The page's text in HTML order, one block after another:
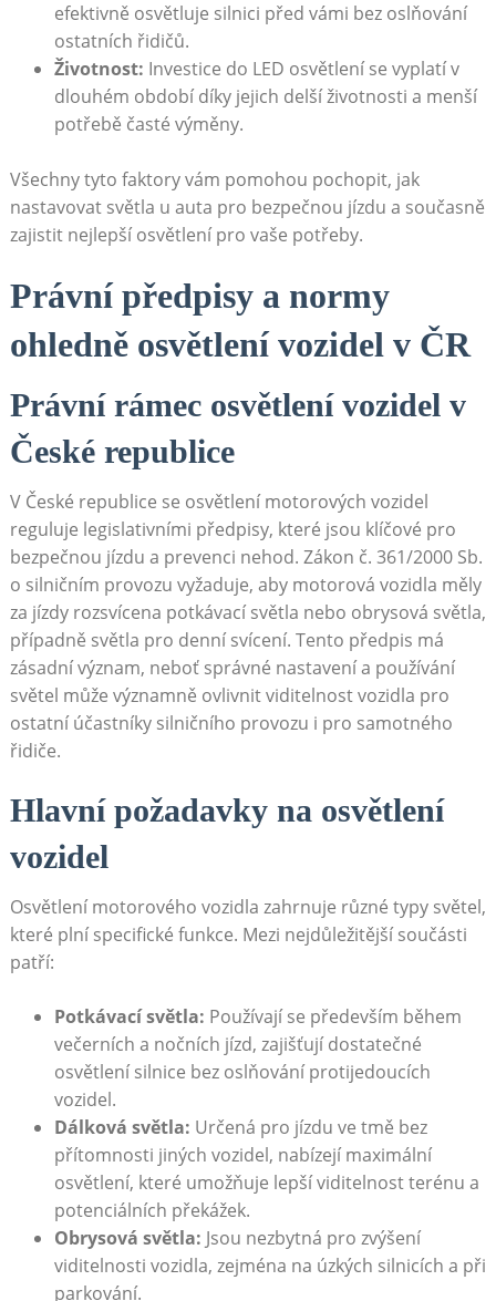
efektivně osvětluje silnici před vámi bez oslňování
ostatních řidičů.
Životnost: Investice do LED osvětlení se vyplatí v
dlouhém období díky jejich delší životnosti a menší
potřebě časté výměny.
Všechny tyto faktory vám pomohou pochopit, jak
nastavovat světla u auta pro bezpečnou jízdu a současně
zajistit nejlepší osvětlení pro vaše potřeby.
Právní předpisy a normy
ohledně osvětlení vozidel v ČR
Právní rámec osvětlení vozidel v
České republice
V České republice se osvětlení motorových vozidel
reguluje legislativními předpisy, které jsou klíčové pro
bezpečnou jízdu a prevenci nehod. Zákon č. 361/2000 Sb.
o silničním provozu vyžaduje, aby motorová vozidla měly
za jízdy rozsvícena potkávací světla nebo obrysová světla,
případně světla pro denní svícení. Tento předpis má
zásadní význam, neboť správné nastavení a používání
světel může významně ovlivnit viditelnost vozidla pro
ostatní účastníky silničního provozu i pro samotného
řidiče.
Hlavní požadavky na osvětlení
vozidel
Osvětlení motorového vozidla zahrnuje různé typy světel,
které plní specifické funkce. Mezi nejdůležitější součásti
patří:
Potkávací světla: Používají se především během
večerních a nočních jízd, zajišťují dostatečné
osvětlení silnice bez oslňování protijedoucích
vozidel.
Dálková světla: Určená pro jízdu ve tmě bez
přítomnosti jiných vozidel, nabízejí maximální
osvětlení, které umožňuje lepší viditelnost terénu a
potenciálních překážek.
Obrysová světla: Jsou nezbytná pro zvýšení
viditelnosti vozidla, zejména na úzkých silnicích a při
parkování.